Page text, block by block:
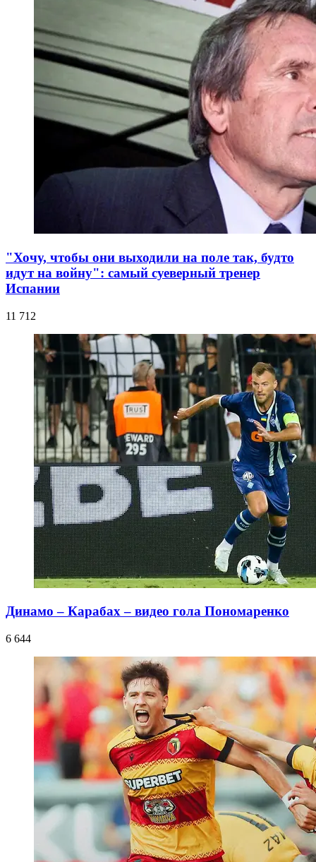
"Хочу, чтобы они выходили на поле так, будто
идут на войну": самый суеверный тренер
Испании
11 712
Динамо – Карабах – видео гола Пономаренко
6 644